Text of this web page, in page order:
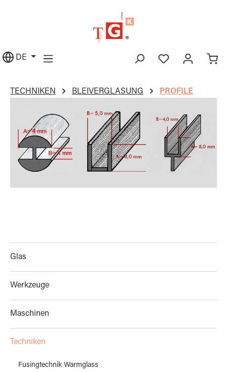
DE
TECHNIKEN BLEIVERGLASUNG PROFILE
Glas
Werkzeuge
Maschinen
Techniken
Fusingtechnik Warmglass